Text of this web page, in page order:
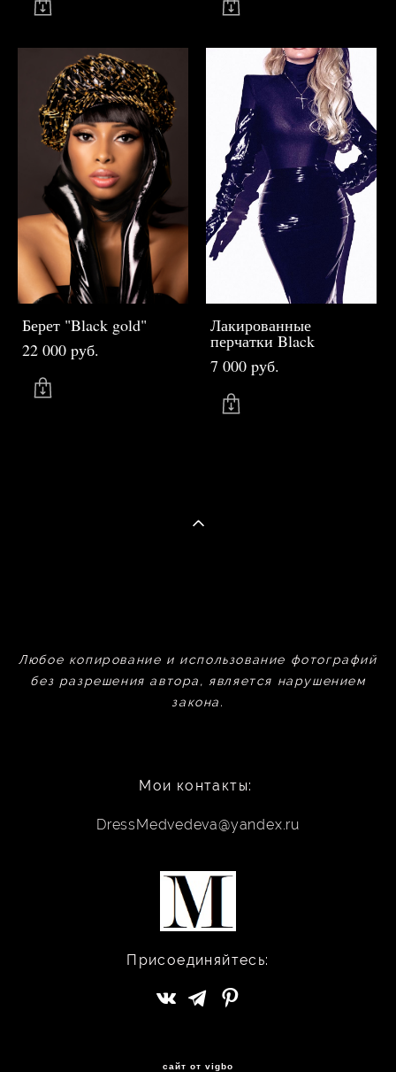
Берет "Black gold"
22 000 pуб.
Лакированные
перчатки Black
7 000 pуб.
Любое копирование и использование фотографий
без разрешения автора, является нарушением
закона.
Мои контакты:
DressMedvedeva@yandex.ru
Присоединяйтесь:
сайт от vigbo